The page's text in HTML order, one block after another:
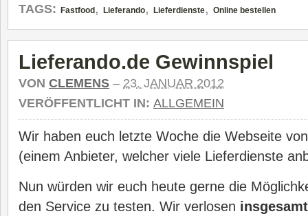
TAGS: Fastfood , Lieferando, Lieferdienste, Online bestellen
Lieferando.de Gewinnspiel
VON CLEMENS – 23. JANUAR 2012
VERÖFFENTLICHT IN: ALLGEMEIN
Wir haben euch letzte Woche die Webseite
(einem Anbieter, welcher viele Lieferdienste
Nun würden wir euch heute gerne die
den Service zu testen. Wir verlosen